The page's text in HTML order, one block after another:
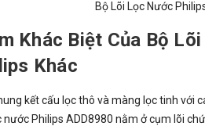
Bộ Lõi Lọc Nước
Khác Biệt Của Bộ
Khác
kết cấu lọc thô và màng lọc tinh
nước Philips ADD8980 nằm ở cụm lõi